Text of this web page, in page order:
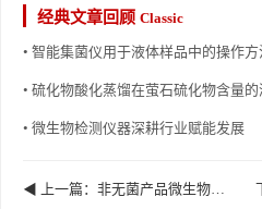
经典文章回顾 Classic
• 智能集菌仪用于液体样品中的操作方
• 硫化物酸化蒸馏在萤石硫化物含量
• 微生物检测仪器深耕行业赋能发展